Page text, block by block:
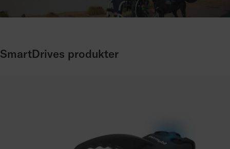
SmartDrives produkter